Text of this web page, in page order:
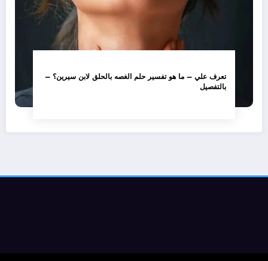
تعرف علي – ما هو تفسير حلم الغصه بالحلق لابن سيرين؟ –
بالتفصيل